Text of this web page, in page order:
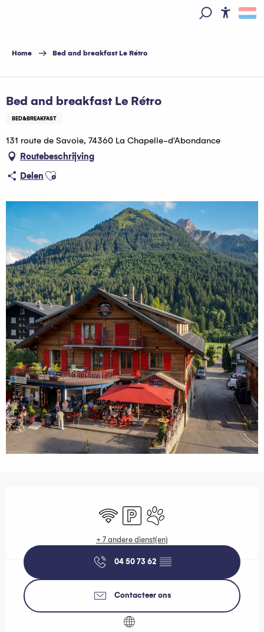
principal
Home Bed and breakfast Le Rétro
Bed and breakfast Le Rétro
BED&BREAKFAST
131 route de Savoie, 74360 La Chapelle-d'Abondance
Routebeschrijving
Delen Ajouter aux favoris
Wifi ParkeerplaatsDieren toegelaten
+ 7 andere dienst(en)
04 50 73 62 ▒▒
Contacteer ons